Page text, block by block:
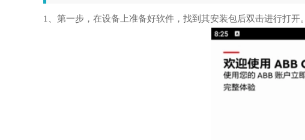
1、第一步，在设备上准备好软件，找到其安装包后双击进行打开。